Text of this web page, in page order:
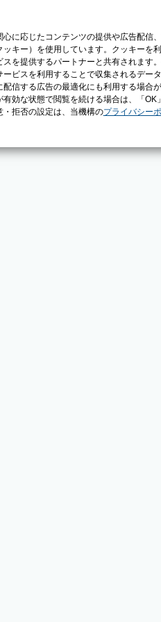
に応じたコンテンツの提供や広告配信
キー）を使用しています。クッキーを
を提供するパートナーと共有されます
ビスを利用することで収集されるデー
信する広告の最適化にも利用する場合
効な状態で閲覧を続ける場合は、「
拒否の設定は、当機構のプライバシー